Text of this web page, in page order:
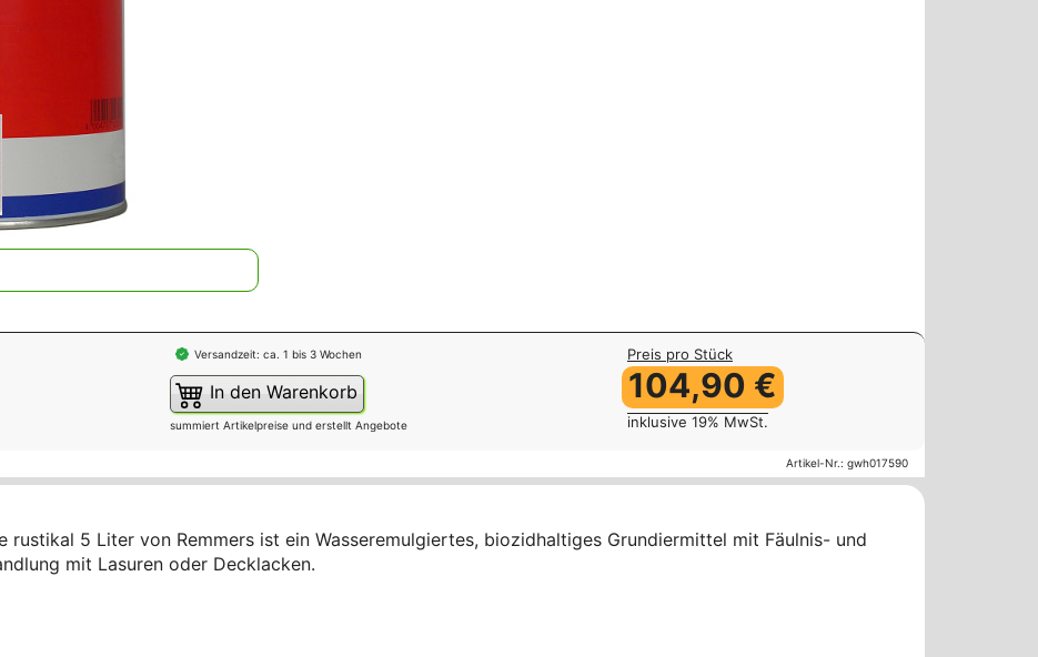
Versandzeit: ca. 1 bis 3 Wochen
In den Warenkorb
summiert Artikelpreise und erstellt Angebote
Preis pro Stück
104,90 €
inklusive 19% MwSt.
Artikel-Nr.: gwh017590
rustikal 5 Liter von Remmers ist ein Wasseremulgiertes, biozidhaltiges Grundiermittel mit Fäulnis- und
mit Lasuren oder Decklacken.